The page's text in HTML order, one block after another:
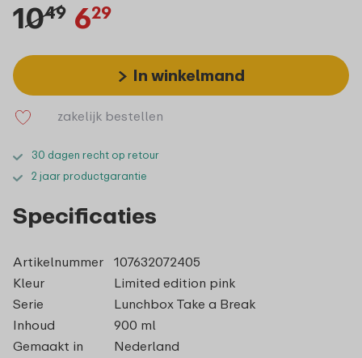
1049 629
In winkelmand
zakelijk bestellen
30 dagen recht op retour
2 jaar productgarantie
Specificaties
Artikelnummer
107632072405
Kleur
Limited edition pink
Serie
Lunchbox Take a Break
Inhoud
900 ml
Gemaakt in
Nederland